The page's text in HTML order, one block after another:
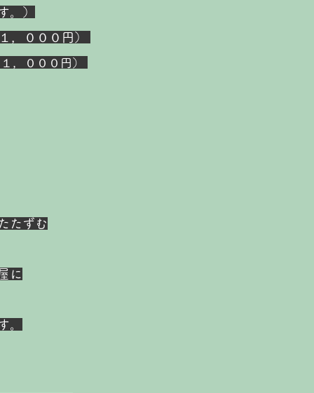
。）
，０００円 ）
０００円）
たずむ
に
。